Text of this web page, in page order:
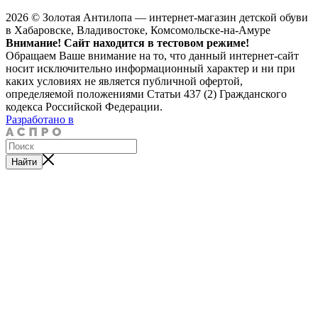
2026 © Золотая Антилопа — интернет-магазин детской обуви
в Хабаровске, Владивостоке, Комсомольске-на-Амуре
Внимание! Сайт находится в тестовом режиме!
Обращаем Ваше внимание на то, что данный интернет-сайт
носит исключительно информационный характер и ни при
каких условиях не является публичной офертой,
определяемой положениями Статьи 437 (2) Гражданского
кодекса Российской Федерации.
Разработано в
Найти